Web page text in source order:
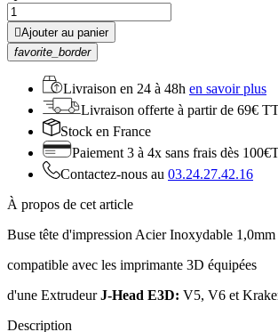
Ajouter au panier
favorite_border
Livraison en 24 à 48h en savoir plus
Livraison offerte à partir de 69€
Stock en France
Paiement 3 à 4x sans frais dès
Contactez-nous au 03.24.27.42.16
À propos de cet article
Buse tête d'impression Acier Inoxydable 1,0mm
compatible avec les imprimante 3D équipées
d'une ExtrudeurJ-Head E3D: V5, V6 et
Description